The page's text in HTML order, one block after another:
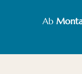
Ab